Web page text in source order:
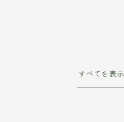
すべてを表示